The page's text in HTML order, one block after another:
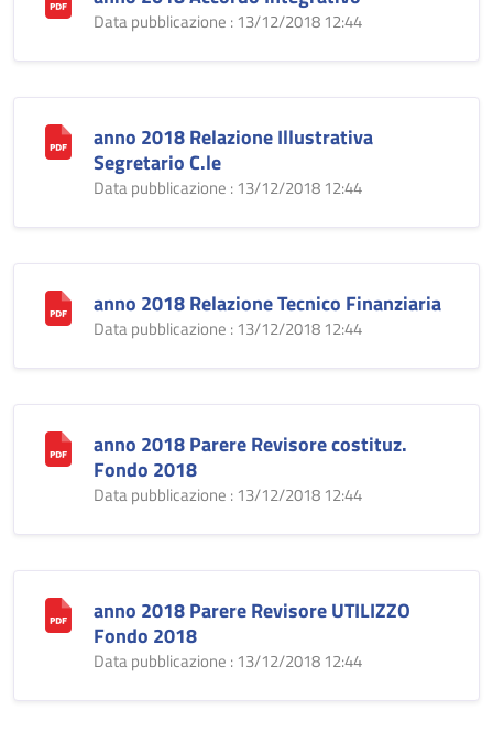
Data pubblicazione : 13/12/2018 12:44
anno 2018 Relazione Illustrativa
Segretario C.le
Data pubblicazione : 13/12/2018 12:44
anno 2018 Relazione Tecnico Finanziaria
Data pubblicazione : 13/12/2018 12:44
anno 2018 Parere Revisore costituz.
Fondo 2018
Data pubblicazione : 13/12/2018 12:44
anno 2018 Parere Revisore UTILIZZO
Fondo 2018
Data pubblicazione : 13/12/2018 12:44